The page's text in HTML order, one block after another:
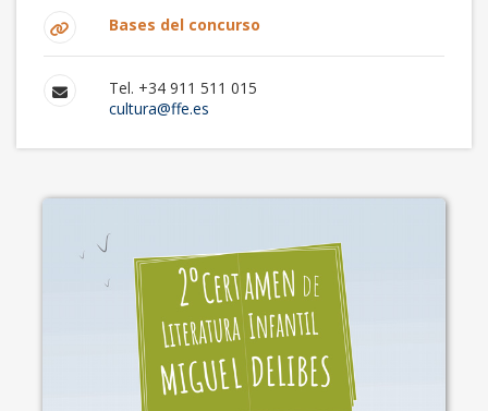
Bases del concurso
Tel. +34 911 511 015
cultura@ffe.es